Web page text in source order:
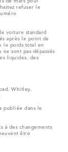
refuser le
voiture standard
après le point de
le poids total en
sont pas dépassés
liquides, des
Whitley,
publiée dans le
à des changements
être